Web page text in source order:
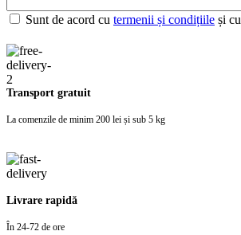
Sunt de acord cu termenii și condițiile și cu
Transport gratuit
La comenzile de minim 200 lei și sub 5 kg
Livrare rapidă
În 24-72 de ore